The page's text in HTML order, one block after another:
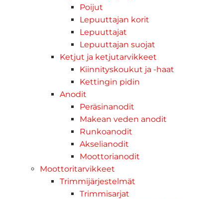
Poijut
Lepuuttajan korit
Lepuuttajat
Lepuuttajan suojat
Ketjut ja ketjutarvikkeet
Kiinnityskoukut ja -haat
Kettingin pidin
Anodit
Peräsinanodit
Makean veden anodit
Runkoanodit
Akselianodit
Moottorianodit
Moottoritarvikkeet
Trimmijärjestelmät
Trimmisarjat